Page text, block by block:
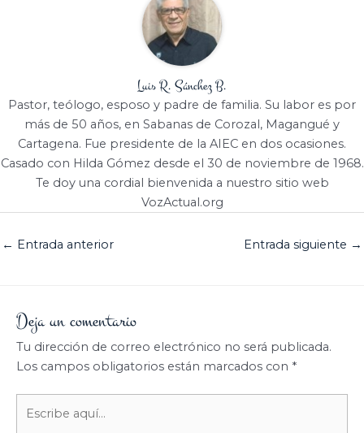
Luis R. Sánchez B.
Pastor, teólogo, esposo y padre de familia. Su labor es por
más de 50 años, en Sabanas de Corozal, Magangué y
Cartagena. Fue presidente de la AIEC en dos ocasiones.
Casado con Hilda Gómez desde el 30 de noviembre de 1968.
Te doy una cordial bienvenida a nuestro sitio web
VozActual.org
← Entrada anterior Entrada siguiente →
Deja un comentario
Tu dirección de correo electrónico no será publicada.
Los campos obligatorios están marcados con *
aquí...